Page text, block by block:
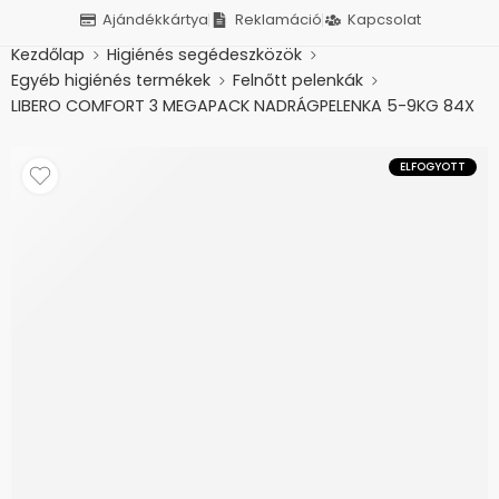
Ajándékkártya Reklamáció Kapcsolat
Kezdőlap
Higiénés segédeszközök
Egyéb higiénés termékek
Felnőtt pelenkák
LIBERO COMFORT 3 MEGAPACK NADRÁGPELENKA 5-9KG 84X
ELFOGYOTT